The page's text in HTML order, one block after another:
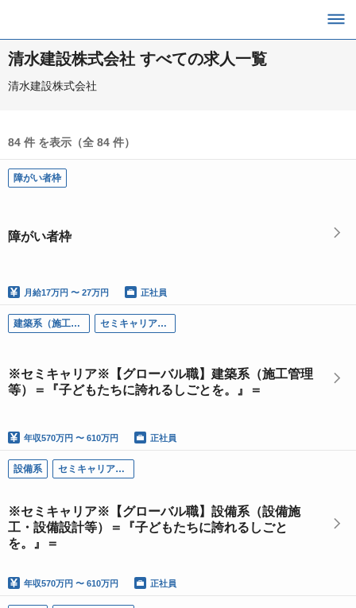
清水建設株式会社 すべての求人一覧
清水建設株式会社
84 件 を表示（全 84 件）
障がい者枠
障がい者枠
月給17万円 〜 27万円 正社員
建築系（施工管理） セミキャリア採用
※セミキャリア※【グローバル職】建築系（施工管理
等）＝『子どもたちに誇れるしごとを。』＝
年収570万円 〜 610万円 正社員
設備系 セミキャリア採用
※セミキャリア※【グローバル職】設備系（設備施
工・設備設計等）＝『子どもたちに誇れるしごと
を。』＝
年収570万円 〜 610万円 正社員